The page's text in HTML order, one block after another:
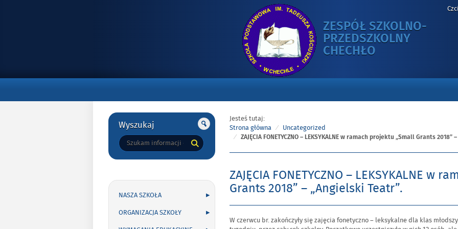
ZESPÓŁ SZKOLNO-
PRZEDSZKOLNY
CHECHŁO
FONETYCZNO
LEKSYKALNE
PROJEKTU
2018”
–
Gorne
Wyszukaj
Tutaj
wpisz
NASZA SZKOŁA
ORGANIZACJA SZKOŁY
Jesteś tutaj:
Strona główna
Uncategorized
ZAJĘCIA FONETYCZNO – LEKSYKALNE w ramach projektu „Small Grants 2018”
ZAJĘCIA FONETYCZNO – LEKSYKALNE w
Grants 2018” – „Angielski Teatr”.
Opublikowano
W czerwcu br. zakończyły się zajęcia fonetyczno – leksykalne dla klas